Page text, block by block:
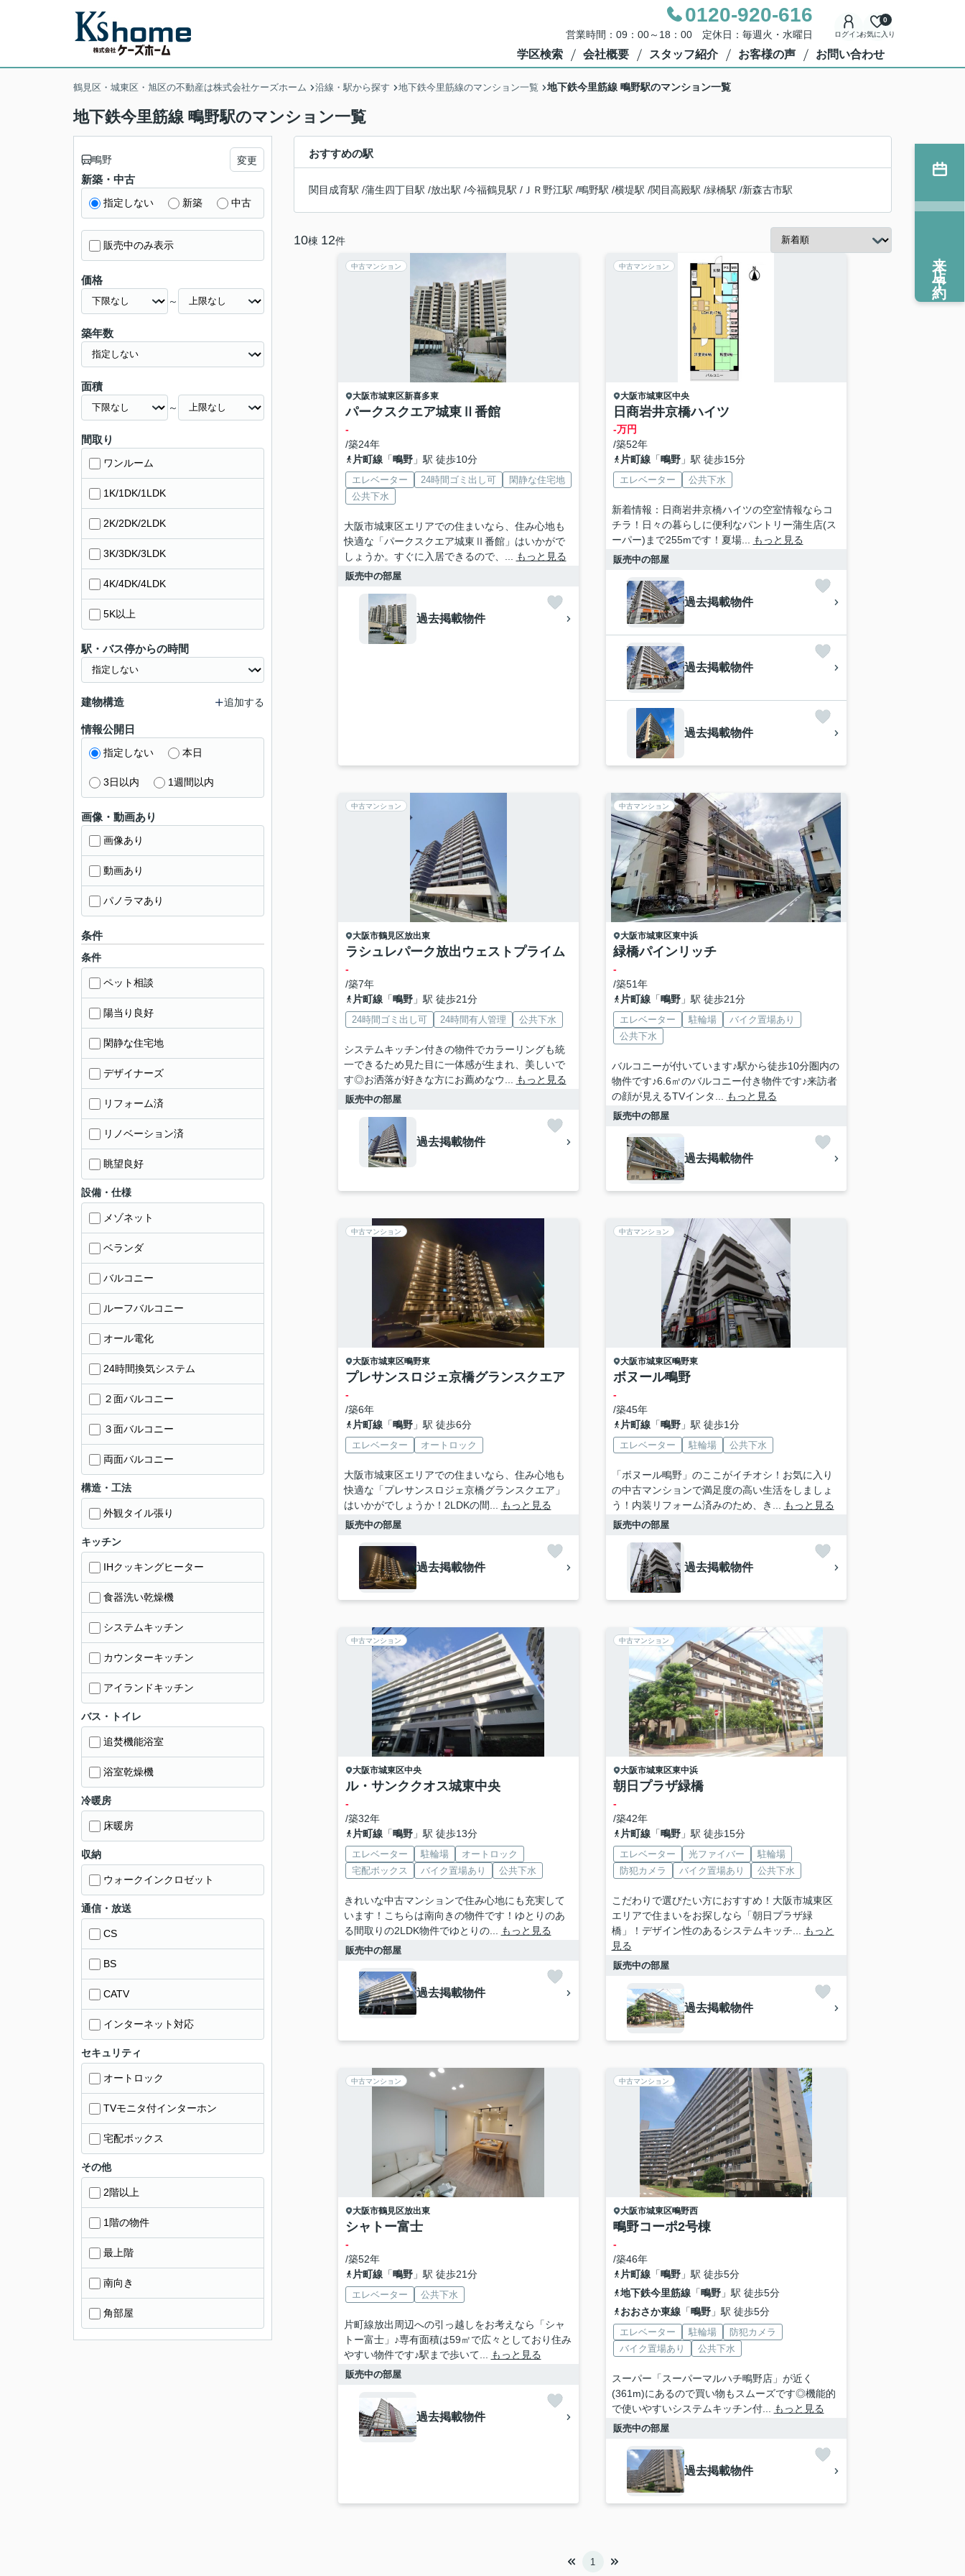
0120-920-616
営業時間：09：00～18：00 定休日：毎週火・水曜日 ログインお気に入り
0
学区検索 会社概要 スタッフ紹介 お客様の声 お問い合わせ
鶴見区・城東区・旭区の不動産は株式会社ケーズホーム 沿線・駅から探す 地下鉄今里筋線のマンション一覧 地下鉄今里筋線 鴫野駅のマンション一覧
地下鉄今里筋線 鴫野駅のマンション一覧
おすすめの駅
関目成育駅 /蒲生四丁目駅 /放出駅 /今福鶴見駅 / ＪＲ野江駅 /鴫野駅 /横堤駅 /関目高殿駅 /緑橋駅 /新森古市駅
10棟 12件
中古マンション
大阪市城東区新喜多東
パークスクエア城東Ⅱ番館
-
/築24年
片町線「鴫野」駅 徒歩10分
エレベーター 24時間ゴミ出し可
閑静な住宅地
公共下水
大阪市城東区エリアでの住まいなら、住み心地も
快適な「パークスクエア城東Ⅱ番館」はいかがで
しょうか。すぐに入居できるので、...
もっと見る
販売中の部屋
過去掲載物件
中古マンション
大阪市城東区中央
日商岩井京橋ハイツ
-万円
/築52年
片町線「鴫野」駅 徒歩15分
エレベーター 公共下水
新着情報：日商岩井京橋ハイツの空室情報ならコ
チラ！日々の暮らしに便利なパントリー蒲生店(ス
ーパー)まで255mです！夏場...
もっと見る
販売中の部屋
過去掲載物件
過去掲載物件
過去掲載物件
中古マンション
大阪市鶴見区放出東
ラシュレパーク放出ウェストプライム
-
/築7年
片町線「鴫野」駅 徒歩21分
24時間ゴミ出し可 24時間有人管理 公共下水
システムキッチン付きの物件でカラーリングも統
一できるため見た目に一体感が生まれ、美しいで
す◎お洒落が好きな方にお薦めなウ...
もっと見る
販売中の部屋
過去掲載物件
中古マンション
大阪市城東区東中浜
緑橋パインリッチ
-
/築51年
片町線「鴫野」駅 徒歩21分
エレベーター 駐輪場
バイク置場あり
公共下水
バルコニーが付いています♪駅から徒歩10分圏内の
物件です♪6.6㎡のバルコニー付き物件です♪来訪者
の顔が見えるTVインタ...
もっと見る
販売中の部屋
過去掲載物件
中古マンション
大阪市城東区鴫野東
プレサンスロジェ京橋グランスクエア
-
/築6年
片町線「鴫野」駅 徒歩6分
エレベーター オートロック
大阪市城東区エリアでの住まいなら、住み心地も
快適な「プレサンスロジェ京橋グランスクエア」
はいかがでしょうか！2LDKの間...
もっと見る
販売中の部屋
過去掲載物件
中古マンション
大阪市城東区鴫野東
ボヌール鴫野
-
/築45年
片町線「鴫野」駅 徒歩1分
エレベーター 駐輪場 公共下水
「ボヌール鴫野」のここがイチオシ！お気に入り
の中古マンションで満足度の高い生活をしましょ
う！内装リフォーム済みのため、き...
もっと見る
販売中の部屋
過去掲載物件
中古マンション
大阪市城東区中央
ル・サンククオス城東中央
-
/築32年
片町線「鴫野」駅 徒歩13分
エレベーター 駐輪場
オートロック
宅配ボックス
バイク置場あり 公共下水
きれいな中古マンションで住み心地にも充実して
います！こちらは南向きの物件です！ゆとりのあ
る間取りの2LDK物件でゆとりの...
もっと見る
販売中の部屋
過去掲載物件
中古マンション
大阪市城東区東中浜
朝日プラザ緑橋
-
/築42年
片町線「鴫野」駅 徒歩15分
エレベーター 光ファイバー
駐輪場
防犯カメラ
バイク置場あり 公共下水
こだわりで選びたい方におすすめ！大阪市城東区
エリアで住まいをお探しなら「朝日プラザ緑
橋」！デザイン性のあるシステムキッチ...
もっと
見る
販売中の部屋
過去掲載物件
中古マンション
大阪市鶴見区放出東
シャトー富士
-
/築52年
片町線「鴫野」駅 徒歩21分
エレベーター 公共下水
片町線放出周辺への引っ越しをお考えなら「シャ
トー富士」♪専有面積は59㎡で広々としており住み
やすい物件です♪駅まで歩いて...
もっと見る
販売中の部屋
過去掲載物件
中古マンション
大阪市城東区鴫野西
鴫野コーポ2号棟
-
/築46年
片町線「鴫野」駅 徒歩5分
地下鉄今里筋線「鴫野」駅 徒歩5分
おおさか東線「鴫野」駅 徒歩5分
エレベーター 駐輪場
防犯カメラ
バイク置場あり
公共下水
スーパー「スーパーマルハチ鴫野店」が近く
(361m)にあるので買い物もスムーズです◎機能的
で使いやすいシステムキッチン付...
もっと見る
販売中の部屋
過去掲載物件
1
鴫野 変更
新築・中古
指定しない 新築 中古
販売中のみ表示
価格
～
築年数
面積
～
間取り
ワンルーム
1K/1DK/1LDK
2K/2DK/2LDK
3K/3DK/3LDK
4K/4DK/4LDK
5K以上
駅・バス停からの時間
建物構造 追加する
情報公開日
指定しない 本日
3日以内 1週間以内
画像・動画あり
画像あり
動画あり
パノラマあり
条件
条件
ペット相談
陽当り良好
閑静な住宅地
デザイナーズ
リフォーム済
リノベーション済
眺望良好
設備・仕様
メゾネット
ベランダ
バルコニー
ルーフバルコニー
オール電化
24時間換気システム
２面バルコニー
３面バルコニー
両面バルコニー
構造・工法
外観タイル張り
キッチン
IHクッキングヒーター
食器洗い乾燥機
システムキッチン
カウンターキッチン
アイランドキッチン
バス・トイレ
追焚機能浴室
浴室乾燥機
冷暖房
床暖房
収納
ウォークインクロゼット
通信・放送
CS
BS
CATV
インターネット対応
セキュリティ
オートロック
TVモニタ付インターホン
宅配ボックス
その他
2階以上
1階の物件
最上階
南向き
角部屋
来店予約